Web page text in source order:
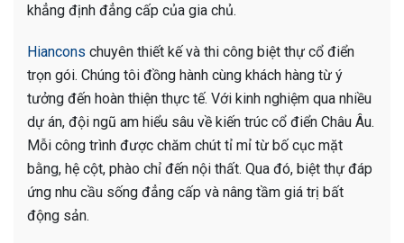
khẳng định đẳng cấp của gia chủ.
Hiancons chuyên thiết kế và thi công biệt thự cổ điển
trọn gói. Chúng tôi đồng hành cùng khách hàng từ ý
tưởng đến hoàn thiện thực tế. Với kinh nghiệm qua nhiều
dự án, đội ngũ am hiểu sâu về kiến trúc cổ điển Châu Âu.
Mỗi công trình được chăm chút tỉ mỉ từ bố cục mặt
bằng, hệ cột, phào chỉ đến nội thất. Qua đó, biệt thự đáp
ứng nhu cầu sống đẳng cấp và nâng tầm giá trị bất
động sản.